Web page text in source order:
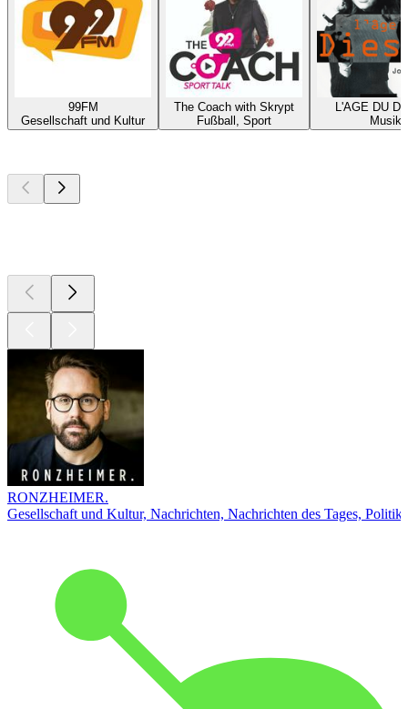
99FM
Gesellschaft und Kultur
The Coach with Skrypt
Fußball, Sport
L'AGE DU
Musik
RONZHEIMER.
Gesellschaft und Kultur, Nachrichten, Nachrichten des Tages, Politik